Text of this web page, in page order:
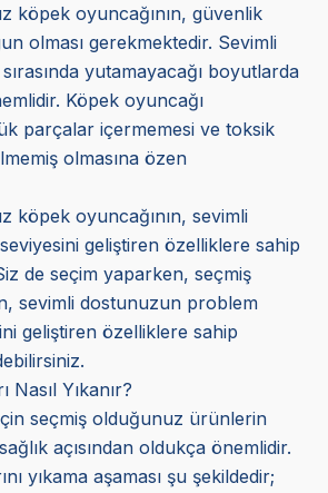
köpek oyuncağının, güvenlik
olması gerekmektedir. Sevimli
yutamayacağı boyutlarda
Köpek oyuncağı
parçalar içermemesi ve toksik
olmasına özen
köpek oyuncağının, sevimli
geliştiren özelliklere sahip
de seçim yaparken, seçmiş
sevimli dostunuzun problem
geliştiren özelliklere sahip
Nasıl Yıkanır?
seçmiş olduğunuz ürünlerin
açısından oldukça önemlidir.
yıkama aşaması şu şekildedir;